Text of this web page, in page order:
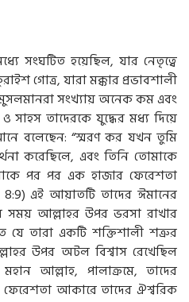
সংঘটিত হয়েছিল, যার নেতৃত্বে
গোত্র, যারা মক্কার প্রভাবশালী
সংখ্যায় অনেক কম এবং
সাহস তাদেরকে যুদ্ধের মধ্য দিয়ে
বলেছেন: “স্মরণ কর যখন তুমি
করেছিলে, এবং তিনি তোমাকে
পর পর এক হাজার ফেরেশতা
এই আয়াতটি তাদের ঈমানের
সময় আল্লাহর উপর ভরসা রাখার
যে তারা একটি শক্তিশালী শত্রুর
উপর অটল বিশ্বাস রেখেছিল
আল্লাহ, পালাক্রমে, তাদের
ফেরেশতা আকারে তাদের ঐশ্বরিক